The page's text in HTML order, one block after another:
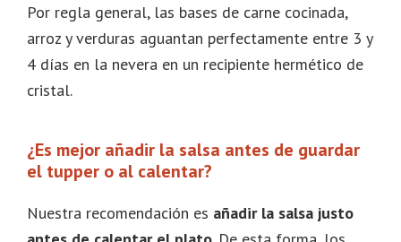
Por regla general, las bases de carne cocinada,
arroz y verduras aguantan perfectamente entre 3 y
4 días en la nevera en un recipiente hermético de
cristal.
¿Es mejor añadir la salsa antes de guardar
el tupper o al calentar?
Nuestra recomendación es añadir la salsa justo